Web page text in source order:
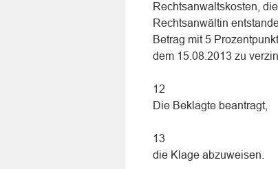
Rechtsanwaltskosten,
Rechtsanwältin
Betrag mit 5
dem 15.08.2013 zu
12
Die Beklagte beantragt,
13
die Klage abzuweisen.